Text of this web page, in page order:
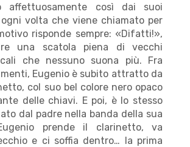
affettuosamente così dai suoi
volta che viene chiamato per
risponde sempre: «Difatti!»,
una scatola piena di vecchi
che nessuno suona più. Fra
Eugenio è subito attratto da
col suo bel colore nero opaco
delle chiavi. E poi, è lo stesso
dal padre nella banda della sua
prende il clarinetto, va
e ci soffia dentro… la prima